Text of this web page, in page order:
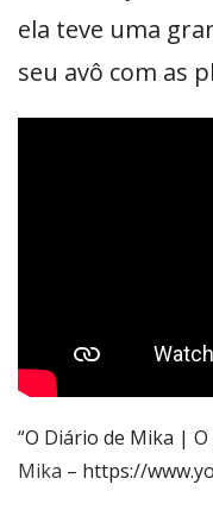
ela teve uma
seu avô com as
“O Diário de Mika | O
Mika – https://